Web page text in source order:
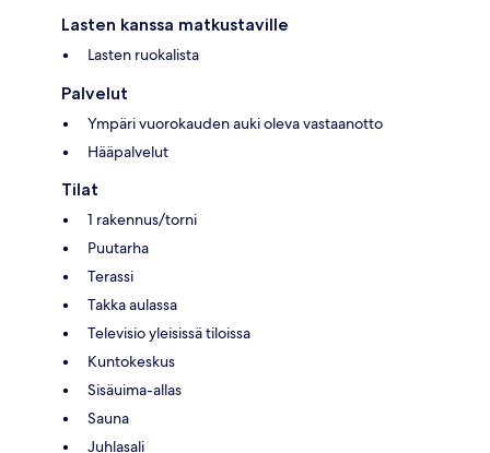
Lasten kanssa matkustaville
Lasten ruokalista
Palvelut
Ympäri vuorokauden auki oleva vastaanotto
Hääpalvelut
Tilat
1 rakennus/torni
Puutarha
Terassi
Takka aulassa
Televisio yleisissä tiloissa
Kuntokeskus
Sisäuima-allas
Sauna
Juhlasali